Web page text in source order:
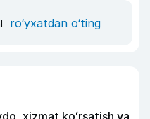
ro‘yxatdan o‘ting